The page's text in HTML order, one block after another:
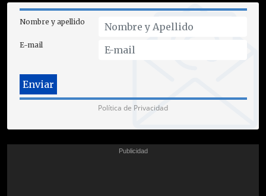
Nombre y apellido
E-mail
Política de Privacidad